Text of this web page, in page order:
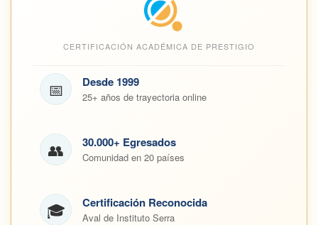
CERTIFICACIÓN ACADÉMICA DE PRESTIGIO
📅 Desde 1999
25+ años de trayectoria online
👥 30.000+ Egresados
Comunidad en 20 países
🎓 Certificación Reconocida
Aval de Instituto Serra